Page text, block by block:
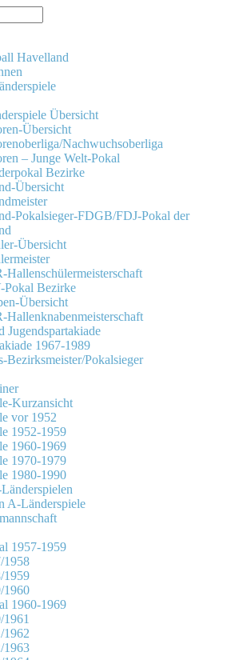
Havelland
Übersicht
Übersicht
Nachwuchsoberliga
– Junge Welt-Pokal
Bezirke
Übersicht
Pokalsieger-FDGB/FDJ-Pokal der
Übersicht
Hallenschülermeisterschaft
Pokal Bezirke
Übersicht
Hallenknabenmeisterschaft
Jugendspartakiade
1967-1989
Bezirksmeister/Pokalsieger
Kurzansicht
vor 1952
1952-1959
1960-1969
1970-1979
1980-1990
A-Länderspiele
1957-1959
1958
1959
1960
1960-1969
1961
1962
1963